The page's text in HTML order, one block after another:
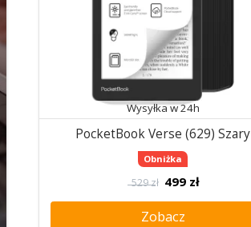
Wysyłka w 24h
PocketBook Verse (629) Szary
Obniżka
529 zł 499 zł
Zobacz